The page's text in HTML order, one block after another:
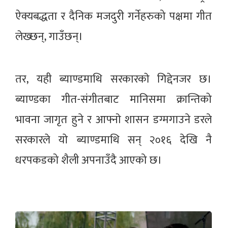
ऐक्यबद्धता र दैनिक मजदुरी गर्नेहरुको पक्षमा गीत
लेख्छन्, गाउँछन्।
तर, यही ब्याण्डमाथि सरकारकाे गिद्देनजर छ।
ब्याण्डका गीत-संगीतबाट मानिसमा क्रान्तिको
भावना जागृत हुने र आफ्नाे शासन डग्मगाउने डरले
सरकारले याे ब्याण्डमाथि सन् २०१६ देखि नै
धरपकडको शैली अपनाउँदै आएको छ।